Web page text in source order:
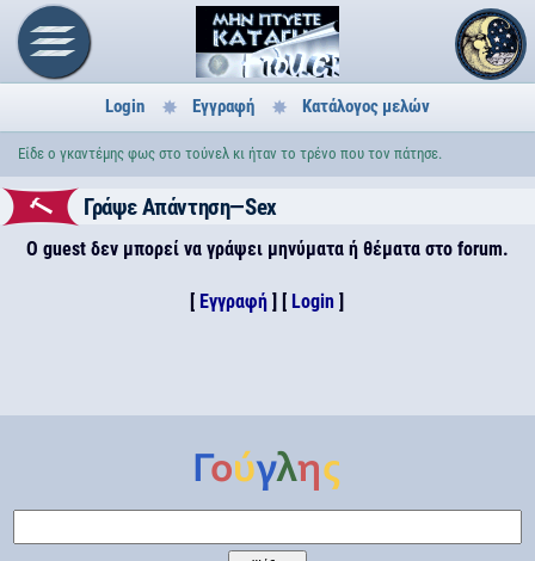
Login Εγγραφή Κατάλογος μελών
Είδε ο γκαντέμης φως στο τούνελ κι ήταν το τρένο που τον πάτησε.
Γράψε Απάντηση—Sex
Ο guest δεν μπορεί να γράψει μηνύματα ή θέματα στο forum.
[ Εγγραφή ] [ Login ]